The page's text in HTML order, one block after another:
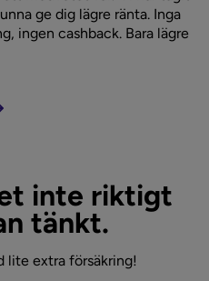
ge dig lägre ränta. Inga
ingen cashback. Bara lägre
inte riktigt
tänkt.
lite extra försäkring!